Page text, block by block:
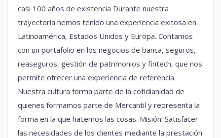
casi 100 años de existencia Durante nuestra
trayectoria hemos tenido una experiencia exitosa en
Latinoamérica, Estados Unidos y Europa. Contamos
con un portafolio en los negocios de banca, seguros,
reaseguros, gestión de patrimonios y fintech, que nos
permite ofrecer una experiencia de referencia.
Nuestra cultura forma parte de la cotidianidad de
quienes formamos parte de Mercantil y representa la
forma en la que hacemos las cosas. Misión: Satisfacer
las necesidades de los clientes mediante la prestación